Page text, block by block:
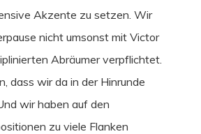
Akzente zu setzen. Wir
nicht umsonst mit Victor
Abräumer verpflichtet.
dass wir da in der Hinrunde
wir haben auf den
zu viele Flanken